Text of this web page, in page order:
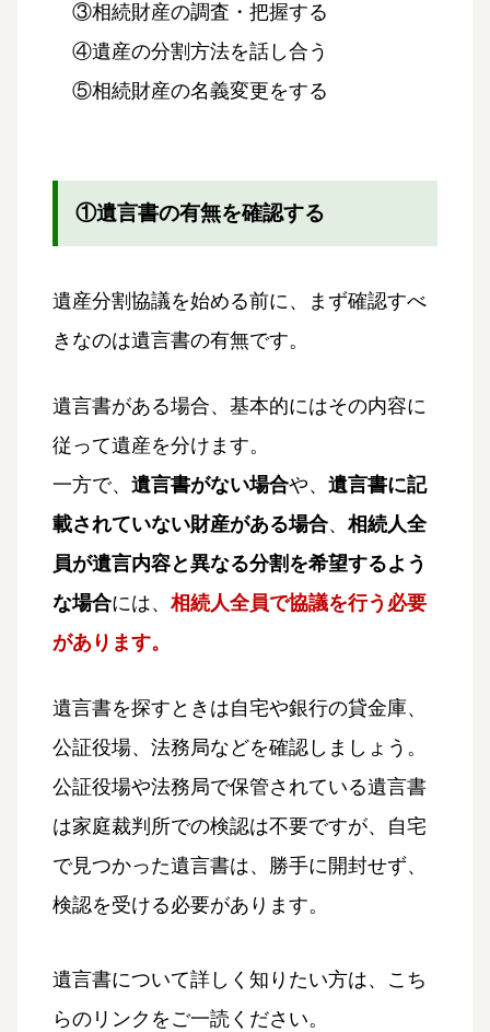
③相続財産の調査・把握する
④遺産の分割方法を話し合う
⑤相続財産の名義変更をする
①遺言書の有無を確認する
遺産分割協議を始める前に、まず確認すべ
きなのは遺言書の有無です。
遺言書がある場合、基本的にはその内容に
従って遺産を分けます。
一方で、 遺言書がない場合や、 遺言書に記
載されていない財産がある場合、 相続人全
員が遺言内容と異なる分割を希望するよう
な場合には、 相続人全員で協議を行う必要
があります。
遺言書を探すときは自宅や銀行の貸金庫、
公証役場、法務局などを確認しましょう。
公証役場や法務局で保管されている遺言書
は家庭裁判所での検認は不要ですが、自宅
で見つかった遺言書は、勝手に開封せず、
検認を受ける必要があります。
遺言書について詳しく知りたい方は、こち
らのリンクをご一読ください。